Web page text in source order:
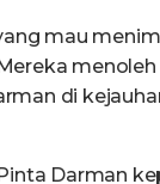
mau
di
Darman